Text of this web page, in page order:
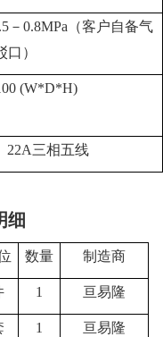
－0.8MPa （客户自备气
口）
(W*D*H)
22A三相五线
细
数量 制造商
1 亘易隆
1 亘易隆